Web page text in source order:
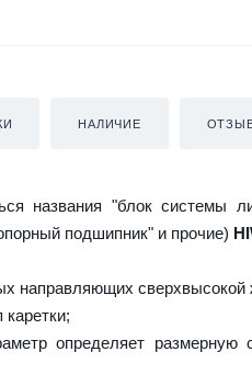
НАЛИЧИЕ
названия "блок системы
подшипник" и прочие)
направляющих сверхвысокой
определяет